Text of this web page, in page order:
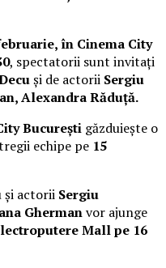
în Cinema City
, spectatorii sunt invitați
și de actorii Sergiu
Alexandra Răduță.
București găzduiește o
echipe pe 15
și actorii Sergiu
Ghermanvor ajunge
Mall pe 16